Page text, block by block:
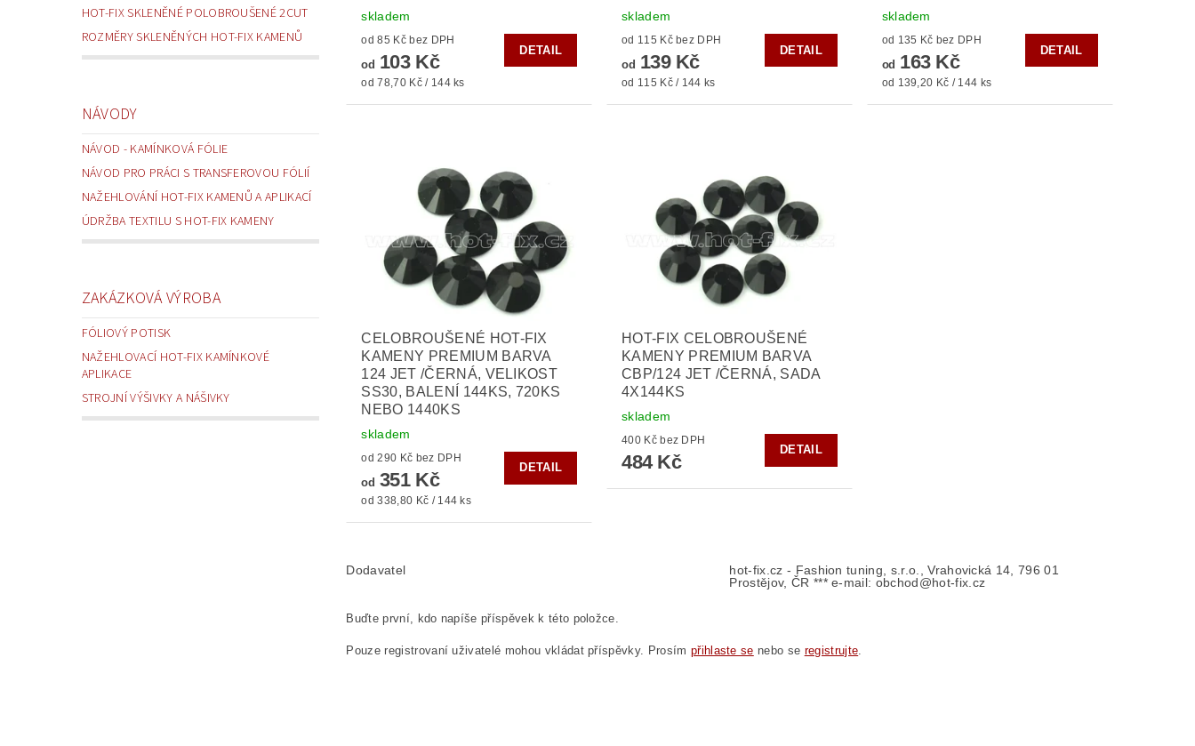
HOT-FIX SKLENĚNÉ POLOBROUŠENÉ 2CUT
ROZMĚRY SKLENĚNÝCH HOT-FIX KAMENŮ
NÁVODY
NÁVOD - KAMÍNKOVÁ FÓLIE
NÁVOD PRO PRÁCI S TRANSFEROVOU FÓLIÍ
NAŽEHLOVÁNÍ HOT-FIX KAMENŮ A APLIKACÍ
ÚDRŽBA TEXTILU S HOT-FIX KAMENY
ZAKÁZKOVÁ VÝROBA
FÓLIOVÝ POTISK
NAŽEHLOVACÍ HOT-FIX KAMÍNKOVÉ
APLIKACE
STROJNÍ VÝŠIVKY A NÁŠIVKY
skladem
od 85 Kč bez DPH
od 103 Kč
od 78,70 Kč / 144 ks
DETAIL
skladem
od 115 Kč bez DPH
od 139 Kč
od 115 Kč / 144 ks
DETAIL
skladem
od 135 Kč bez DPH
od 163 Kč
od 139,20 Kč / 144 ks
DETAIL
CELOBROUŠENÉ HOT-FIX
KAMENY PREMIUM BARVA
124 JET /ČERNÁ, VELIKOST
SS30, BALENÍ 144KS, 720KS
NEBO 1440KS
skladem
od 290 Kč bez DPH
od 351 Kč
od 338,80 Kč / 144 ks
DETAIL
HOT-FIX CELOBROUŠENÉ
KAMENY PREMIUM BARVA
CBP/124 JET /ČERNÁ, SADA
4X144KS
skladem
400 Kč bez DPH
484 Kč
DETAIL
Dodavatel
hot-fix.cz - Fashion tuning, s.r.o., Vrahovická 14, 796 01
Prostějov, ČR *** e-mail: obchod@hot-fix.cz
Buďte první, kdo napíše příspěvek k této položce.
Pouze registrovaní uživatelé mohou vkládat příspěvky. Prosím přihlaste se nebo se registrujte